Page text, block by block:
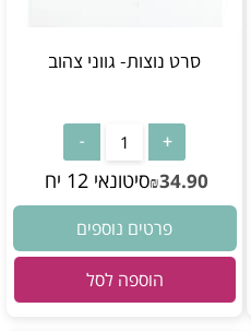
סרט נוצות- גווני צהוב
₪34.90 סיטונאי 12 יח
פרטים נוספים
הוספה לסל